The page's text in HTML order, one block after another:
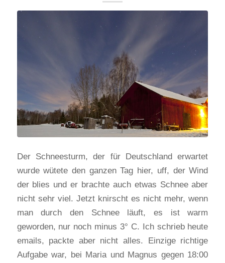
Der Schneesturm, der für Deutschland erwartet
wurde wütete den ganzen Tag hier, uff, der Wind
der blies und er brachte auch etwas Schnee aber
nicht sehr viel. Jetzt knirscht es nicht mehr, wenn
man durch den Schnee läuft, es ist warm
geworden, nur noch minus 3° C. Ich schrieb heute
emails, packte aber nicht alles. Einzige richtige
Aufgabe war, bei Maria und Magnus gegen 18:00